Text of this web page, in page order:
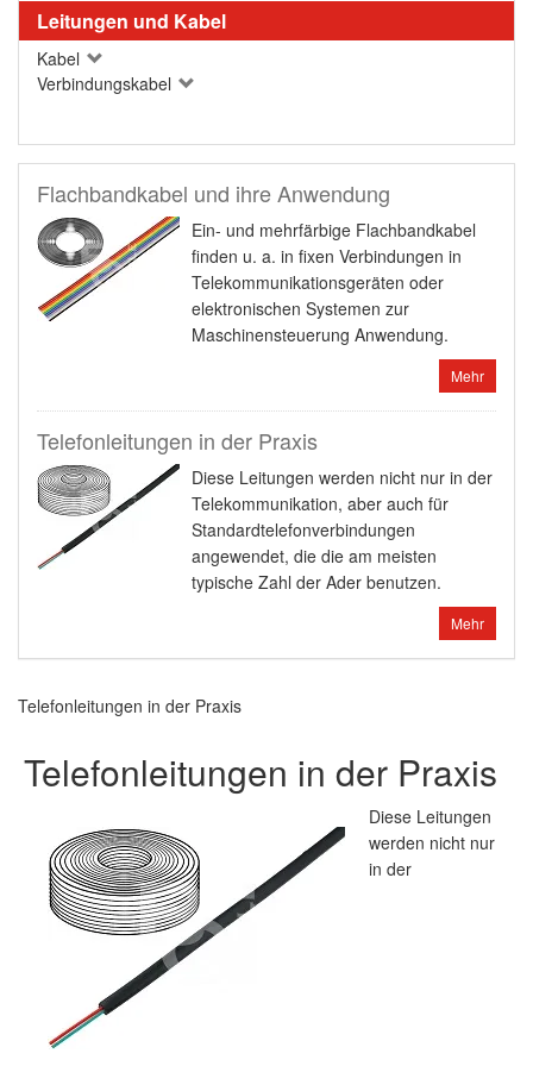
Leitungen und Kabel
Kabel
Verbindungskabel
Flachbandkabel und ihre Anwendung
Ein- und mehrfärbige Flachbandkabel
finden u. a. in fixen Verbindungen in
Telekommunikationsgeräten oder
elektronischen Systemen zur
Maschinensteuerung Anwendung.
Mehr
Telefonleitungen in der Praxis
Diese Leitungen werden nicht nur in der
Telekommunikation, aber auch für
Standardtelefonverbindungen
angewendet, die die am meisten
typische Zahl der Ader benutzen.
Mehr
Telefonleitungen in der Praxis
Telefonleitungen in der Praxis
Diese Leitungen
werden nicht nur
in der